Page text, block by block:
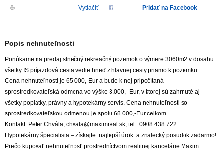
Vytlačiť
Pridať na Facebook
Popis nehnuteľnosti
Ponúkame na predaj slnečný rekreačný pozemok o výmere 3060m2 v dosahu
všetky IS príjazdová cesta vedie hneď z hlavnej cesty priamo k pozemku.
Cena nehnuteľnosti je 65.000,-Eur a bude k nej pripočítaná
sprostredkovateľská odmena vo výške 3.000,- Eur, v ktorej sú zahrnuté aj
všetky poplatky, právny a hypotekárny servis. Cena nehnuteľnosti so
sprostredkovateľskou odmenou je spolu 68.000,-Eur celkom.
Kontakt: Peter Chvála, chvala@maximreal.sk, tel.: 0908 438 722
Hypotekárny špecialista – získajte najlepší úrok a znalecký posudok zadarmo!
Prečo kupovať nehnuteľnosť prostredníctvom realitnej kancelárie Maxim